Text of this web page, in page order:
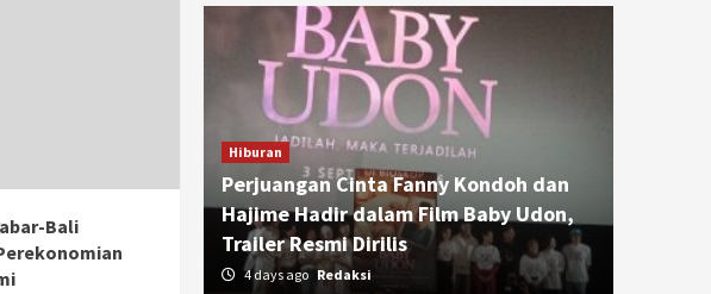
Bali
Hiburan
Perjuangan Cinta Fanny Kondoh dan
Hajime Hadir dalam Film Baby Udon,
Trailer Resmi Dirilis
4 days ago Redaksi